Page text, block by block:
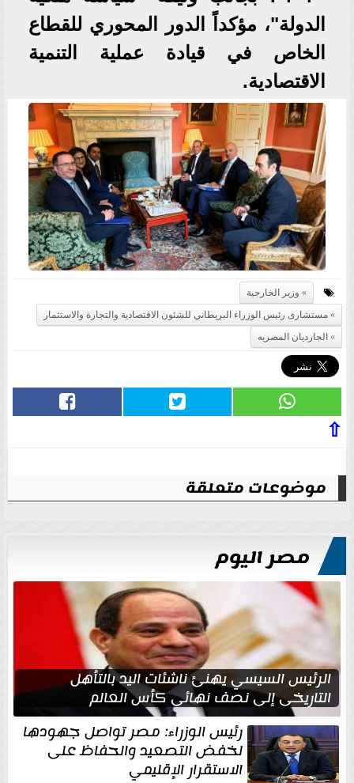
الدولة"، مؤكداً الدور المحوري للقطاع
الخاص في قيادة عملية التنمية
الاقتصادية.
وزير الخارجية
مستشارى رئيس الوزراء البريطاني للشئون الاقتصادية والتجارة والاستثمار
الجارديان المصريه
⇧
موضوعات متعلقة
مصر اليوم
الرئيس السيسي يهنئ ناشئات اليد بالتأهل
التاريخي إلى نصف نهائي كأس العالم
رئيس الوزراء: مصر تواصل جهودها
لخفض التصعيد والحفاظ على
الاستقرار الإقليمي